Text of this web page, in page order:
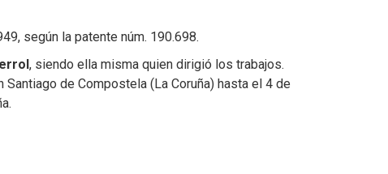
según la patente núm. 190.698.
, siendo ella misma quien dirigió los trabajos.
de Compostela (La Coruña) hasta el 4 de